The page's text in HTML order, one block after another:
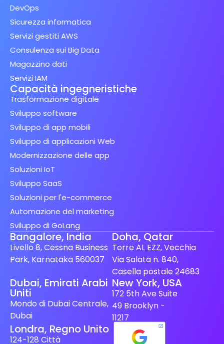
DevOps
Sicurezza informatica
Servizi gestiti AWS
Consulenza sui Big Data
Magazzino dati
Servizi IAM
Capacità ingegneristiche
Trasformazione digitale
Sviluppo software
Sviluppo di app mobili
Sviluppo di applicazioni Web
Modernizzazione delle app
Soluzioni IoT
Sviluppo SaaS
Soluzioni per l'e-commerce
Automazione del marketing
Sviluppo di GoLang
Bangalore, India
Livello 8, Cessna Business
Park, Karnataka 560037
Doha, Qatar
Torre AL EZZ, Vecchia
Via Salata n. 840,
Casella postale 24683
Dubai, Emirati Arabi
Uniti
Mondo di Dubai Centrale,
Dubai
New York, USA
172 5th Ave Suite
49 Brooklyn -
11217
Londra, Regno Unito
124-128 Città
Dutch
Spanish (Spain)